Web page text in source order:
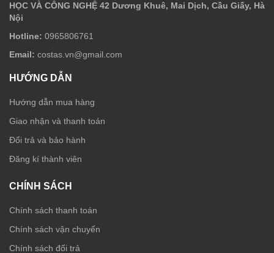
HỌC VÀ CÔNG NGHỆ 42 Dương Khuê, Mai Dịch, Cầu Giấy, Hà
Nội
Hotline: 0965806761
Email: costas.vn@gmail.com
HƯỚNG DẪN
Hướng dẫn mua hàng
Giao nhận và thanh toán
Đổi trả và bảo hành
Đăng kí thành viên
CHÍNH SÁCH
Chính sách thanh toán
Chính sách vận chuyển
Chính sách đổi trả